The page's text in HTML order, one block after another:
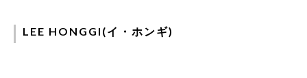
LEE HONGGI(イ・ホンギ)